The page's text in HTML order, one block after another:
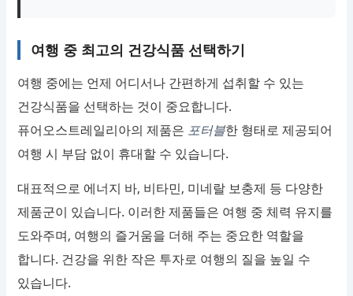
여행 중 최고의 건강식품 선택하기
여행 중에는 언제 어디서나 간편하게 섭취할 수 있는
건강식품을 선택하는 것이 중요합니다.
퓨어오스트레일리아의 제품은 포터블한 형태로 제공되어
여행 시 부담 없이 휴대할 수 있습니다.
대표적으로 에너지 바, 비타민, 미네랄 보충제 등 다양한
제품군이 있습니다. 이러한 제품들은 여행 중 체력 유지를
도와주며, 여행의 즐거움을 더해 주는 중요한 역할을
합니다. 건강을 위한 작은 투자로 여행의 질을 높일 수
있습니다.